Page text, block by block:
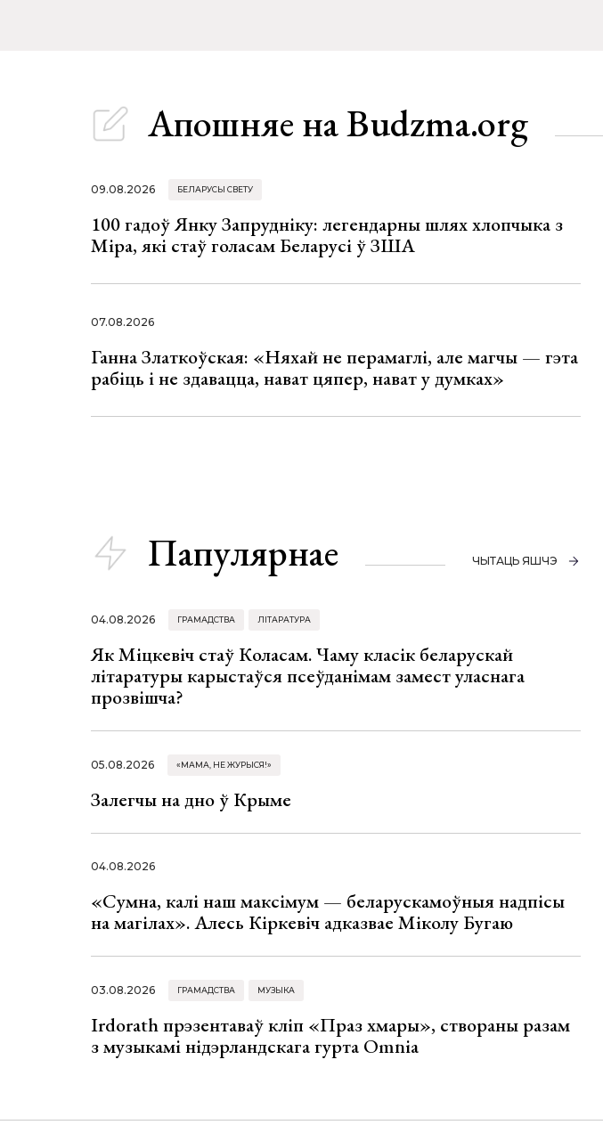
Апошняе на Budzma.org
09.08.2026 БЕЛАРУСЫ СВЕТУ
100 гадоў Янку Запрудніку: легендарны шлях хлопчыка з
Міра, які стаў голасам Беларусі ў ЗША
07.08.2026
Ганна Златкоўская: «Няхай не перамаглі, але магчы — гэта
рабіць і не здавацца, нават цяпер, нават у думках»
Папулярнае ЧЫТАЦЬ ЯШЧЭ
04.08.2026 ГРАМАДСТВА ЛІТАРАТУРА
Як Міцкевіч стаў Коласам. Чаму класік беларускай
літаратуры карыстаўся псеўданімам замест уласнага
прозвішча?
05.08.2026 «МАМА, НЕ ЖУРЫСЯ!»
Залегчы на дно ў Крыме
04.08.2026
«Сумна, калі наш максімум — беларускамоўныя надпісы
на магілах». Алесь Кіркевіч адказвае Міколу Бугаю
03.08.2026 ГРАМАДСТВА МУЗЫКА
Irdorath прэзентаваў кліп «Праз хмары», створаны разам
з музыкамі нідэрландскага гурта Omnia